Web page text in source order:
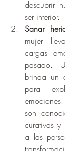
descubrir
ser interior.
Sanar
mujer
cargas
pasado.
brinda un
para
son
curativas
a las